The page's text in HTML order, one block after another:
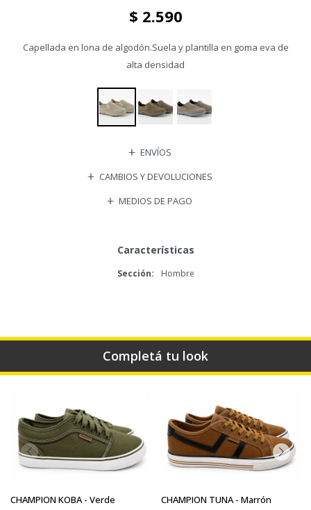
$ 2.590
Capellada en lona de algodón.Suela y plantilla en goma eva de
alta densidad
ENVÍOS
CAMBIOS Y DEVOLUCIONES
MEDIOS DE PAGO
Características
Sección Hombre
Completá tu look
CHAMPION KOBA - Verde CHAMPION TUNA - Marrón